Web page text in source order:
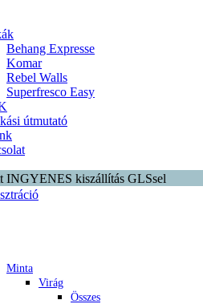
Behang Expresse
Komar
Rebel Walls
Superfresco Easy
útmutató
INGYENES kiszállítás GLSsel
Minta
Virág
Összes